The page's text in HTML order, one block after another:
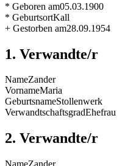
* Geboren am05.03.1900
* GeburtsortKall
+ Gestorben am28.09.1954
1. Verwandte/r
NameZander
VornameMaria
GeburtsnameStollenwerk
VerwandtschaftsgradEhefrau
2. Verwandte/r